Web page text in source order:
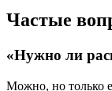
Частые
«Нужно ли
Можно, но только